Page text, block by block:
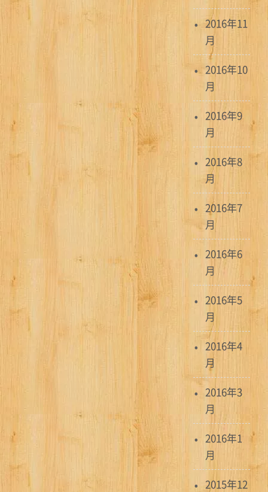
2016年11
月
2016年10
月
2016年9
月
2016年8
月
2016年7
月
2016年6
月
2016年5
月
2016年4
月
2016年3
月
2016年1
月
2015年12